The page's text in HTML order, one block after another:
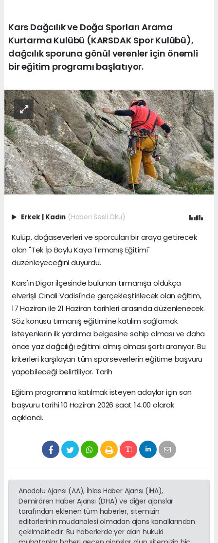
Kars Dağcılık ve Doğa Sporları Arama
Kurtarma Kulübü (KARSDAK Spor Kulübü),
dağcılık sporuna gönül verenler için önemli
bir eğitim programı başlatıyor.
Erkek Kadın (Haberi Sesli Oku)
Kulüp, doğaseverleri ve sporcuları bir araya getirecek
olan "Tek İp Boylu Kaya Tırmanış Eğitimi"
düzenleyeceğini duyurdu.
Kars'ın Digor ilçesinde bulunan tırmanışa oldukça
elverişli Cinali Vadisi'nde gerçekleştirilecek olan eğitim,
17 Haziran ile 21 Haziran tarihleri arasında düzenlenecek.
Söz konusu tırmanış eğitimine katılım sağlamak
isteyenlerin ilk yardımcı belgesine sahip olması ve daha
önce yaz dağcılığı eğitimi almış olması şartı aranıyor. Bu
kriterleri karşılayan tüm sporseverlerin eğitime başvuru
yapabileceği belirtiliyor. Tarih
Eğitim programına katılmak isteyen adaylar için son
başvuru tarihi 10 Haziran 2026 saat 14.00 olarak
açıklandı.
Anadolu Ajansı (AA), İhlas Haber Ajansı (İHA),
Demirören Haber Ajansı (DHA) ve diğer ajanslar
tarafından eklenen tüm haberler, sitemizin
editörlerinin müdahalesi olmadan ajans kanallarından
çekilmektedir. Bu haberlerde yer alan hukuki